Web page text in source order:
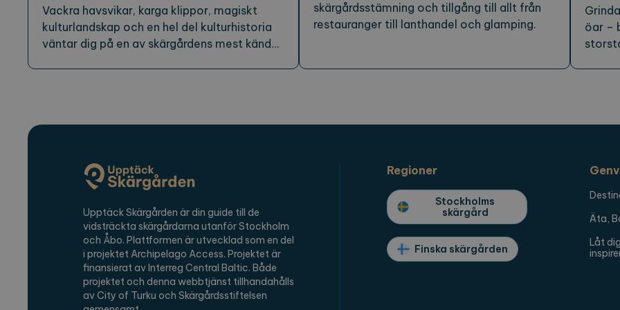
Vackra havsvikar, karga klippor, magiskt
kulturlandskap och en hel del kulturhistoria
väntar dig på en av skärgårdens mest kända
skärgårdsstämning och tillgång till allt från
restauranger till lanthandel och glamping.
öar –
Upptäck Skärgården är din guide till de
vidsträckta skärgårdarna utanför Stockholm
och Åbo. Plattformen är utvecklad som en del
i projektet Archipelago Access. Projektet är
finansierat av Interreg Central Baltic. Både
projektet och denna webbtjänst tillhandahålls
av City of Turku och Skärgårdsstiftelsen
Regioner
Stockholms
skärgård
Finska skärgården
Äta,
Låt